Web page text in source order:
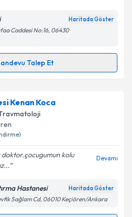
işlenmesine ilişkinAydınlatma
ve kişisel verilerimin belirtilen
kabul ediyorum.
Talebini Gönder
Haritada Göster
Caddesi No:16, 06430
Talep Et
Talebi
Sabit Külekçiiçin randevu takvimi
bu uzmandan randevu almanız
e-posta ile
işlenmesine ilişkinAydınlatma
ve kişisel verilerimin belirtilen
Kenan Koca
kolu
Devamı
Hastanesi Haritada Göster
Sağlam Cd, 06010 Keçiören/Ankara